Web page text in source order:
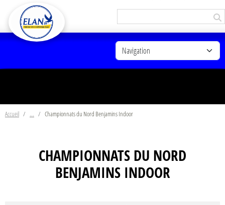
Accueil Championnats du Nord Benjamins Indoor
CHAMPIONNATS DU NORD
BENJAMINS INDOOR
Panneau de gestion des cookies